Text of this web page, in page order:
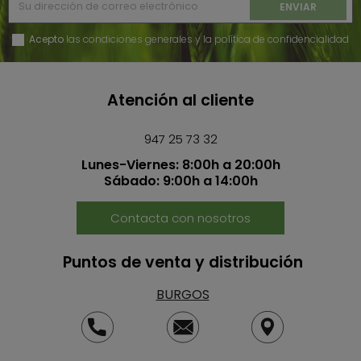
Acepto las condiciones generales y la política de confidencialidad
Atención al cliente
947 25 73 32
Lunes-Viernes: 8:00h a 20:00h
Sábado: 9:00h a 14:00h
Contacta con nosotros
Puntos de venta y distribución
BURGOS